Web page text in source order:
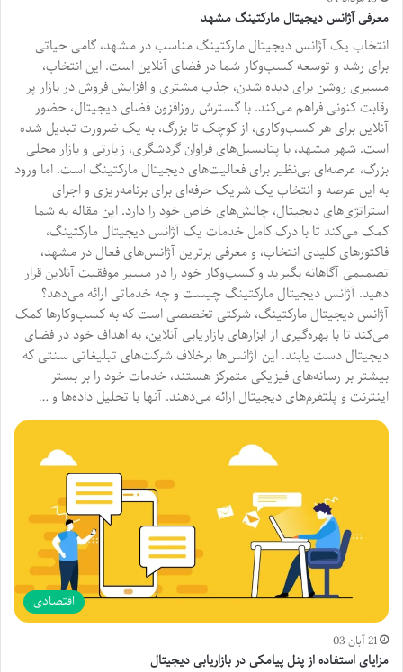
معرفی آژانس دیجیتال مارکتینگ مشهد
انتخاب یک آژانس دیجیتال مارکتینگ مناسب در مشهد، گامی حیاتی
برای رشد و توسعه کسب‌وکار شما در فضای آنلاین است. این انتخاب،
مسیری روشن برای دیده شدن، جذب مشتری و افزایش فروش در بازار پر
رقابت کنونی فراهم می‌کند. با گسترش روزافزون فضای دیجیتال، حضور
آنلاین برای هر کسب‌وکاری، از کوچک تا بزرگ، به یک ضرورت تبدیل شده
است. شهر مشهد، با پتانسیل‌های فراوان گردشگری، زیارتی و بازار محلی
بزرگ، عرصه‌ای بی‌نظیر برای فعالیت‌های دیجیتال مارکتینگ است. اما ورود
به این عرصه و انتخاب یک شریک حرفه‌ای برای برنامه‌ریزی و اجرای
استراتژی‌های دیجیتال، چالش‌های خاص خود را دارد. این مقاله به شما
کمک می‌کند تا با درک کامل خدمات یک آژانس دیجیتال مارکتینگ،
فاکتورهای کلیدی انتخاب، و معرفی برترین آژانس‌های فعال در مشهد،
تصمیمی آگاهانه بگیرید و کسب‌وکار خود را در مسیر موفقیت آنلاین قرار
دهید. آژانس دیجیتال مارکتینگ چیست و چه خدماتی ارائه می‌دهد؟
آژانس دیجیتال مارکتینگ، شرکتی تخصصی است که به کسب‌وکارها کمک
می‌کند تا با بهره‌گیری از ابزارهای بازاریابی آنلاین، به اهداف خود در فضای
دیجیتال دست یابند. این آژانس‌ها برخلاف شرکت‌های تبلیغاتی سنتی که
بیشتر بر رسانه‌های فیزیکی متمرکز هستند، خدمات خود را بر بستر
اینترنت و پلتفرم‌های دیجیتال ارائه می‌دهند. آنها با تحلیل داده‌ها و …
اقتصادی
21 آبان 03
مزایای استفاده از پنل پیامکی در بازاریابی دیجیتال